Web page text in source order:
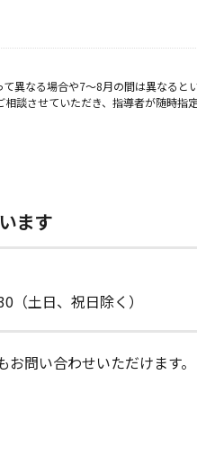
なる場合や7～8月の間は異なると
談させていただき、指導者が随時指定
ます
（土日、祝日除く）
問い合わせいただけます。